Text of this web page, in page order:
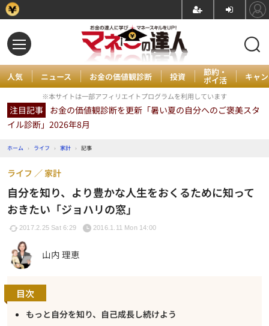
人気 ニュース お金の価値観診断 投資 節約・
ポイ活 キャ
※本サイトは一部アフィリエイトプログラムを利用しています
注目記事 お金の価値観診断を更新「暑い夏の自分へのご褒美スタ
イル診断」2026年8月
ホーム › ライフ › 家計 › 記事
自分を知り、より豊かな人生をおくるために知って
おきたい「ジョハリの窓」
ライフ 家計
2017.2.25 Sat 6:29 2016.1.11 Mon 14:00
山内 理恵
目次
もっと自分を知り、自己成長し続けよう